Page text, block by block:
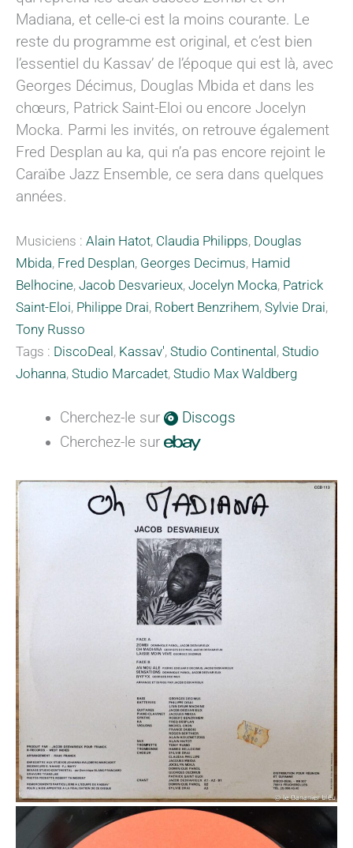
Madiana, et celle-ci est la moins courante. Le
reste du programme est original, et c’est bien
l’essentiel du Kassav’ de l’époque qui est là, avec
Georges Décimus, Douglas Mbida et dans les
chœurs, Patrick Saint-Eloi ou encore Jocelyn
Mocka. Parmi les invités, on retrouve également
Fred Desplan au ka, qui n’a pas encore rejoint le
Caraïbe Jazz Ensemble, ce sera dans quelques
années.
Musiciens : Alain Hatot, Claudia Philipps, Douglas
Mbida, Fred Desplan, Georges Decimus, Hamid
Belhocine, Jacob Desvarieux, Jocelyn Mocka, Patrick
Saint-Eloi, Philippe Drai, Robert Benzrihem, Sylvie Drai,
Tony Russo
Tags : DiscoDeal , Kassav', Studio Continental , Studio
Johanna, Studio Marcadet, Studio Max Waldberg
Cherchez-le sur
Discogs
Cherchez-le sur